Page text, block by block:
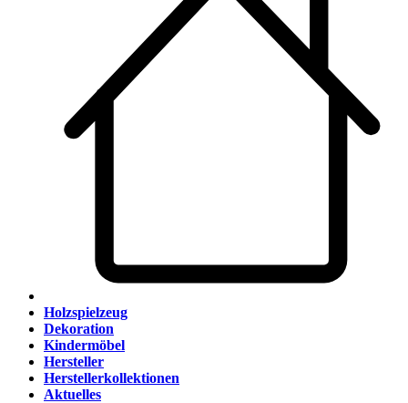
Holzspielzeug
Dekoration
Kindermöbel
Hersteller
Herstellerkollektionen
Aktuelles